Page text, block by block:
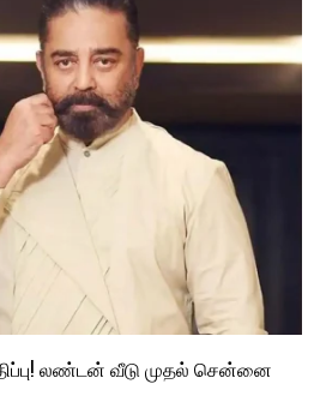
லண்டன் வீடு முதல் சென்னை